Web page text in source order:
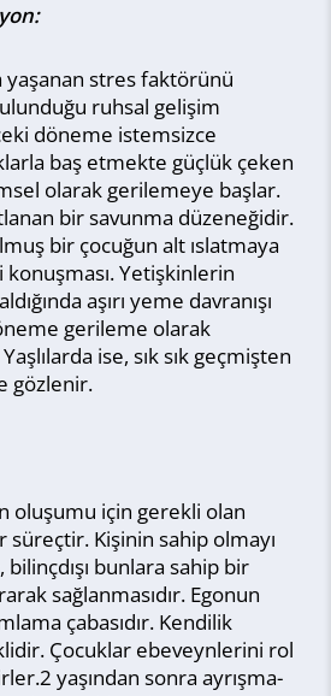
yaşanan stres faktörünü
ruhsal gelişim
döneme istemsizce
baş etmekte güçlük çeken
olarak gerilemeye başlar.
bir savunma düzeneğidir.
bir çocuğun alt ıslatmaya
konuşması. Yetişkinlerin
aşırı yeme davranışı
gerileme olarak
ise, sık sık geçmişten
gözlenir.
oluşumu için gerekli olan
süreçtir. Kişinin sahip olmayı
bunlara sahip bir
sağlanmasıdır. Egonun
çabasıdır. Kendilik
Çocuklar ebeveynlerini rol
yaşından sonra ayrışma-